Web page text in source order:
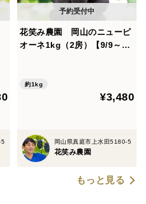
5
花笑み農園 岡山のニューピ
オーネ1kg（2房）【9/9～順
約1kg
¥3,480
岡山県真庭市上水田5180-5
花笑み農園
もっと見る